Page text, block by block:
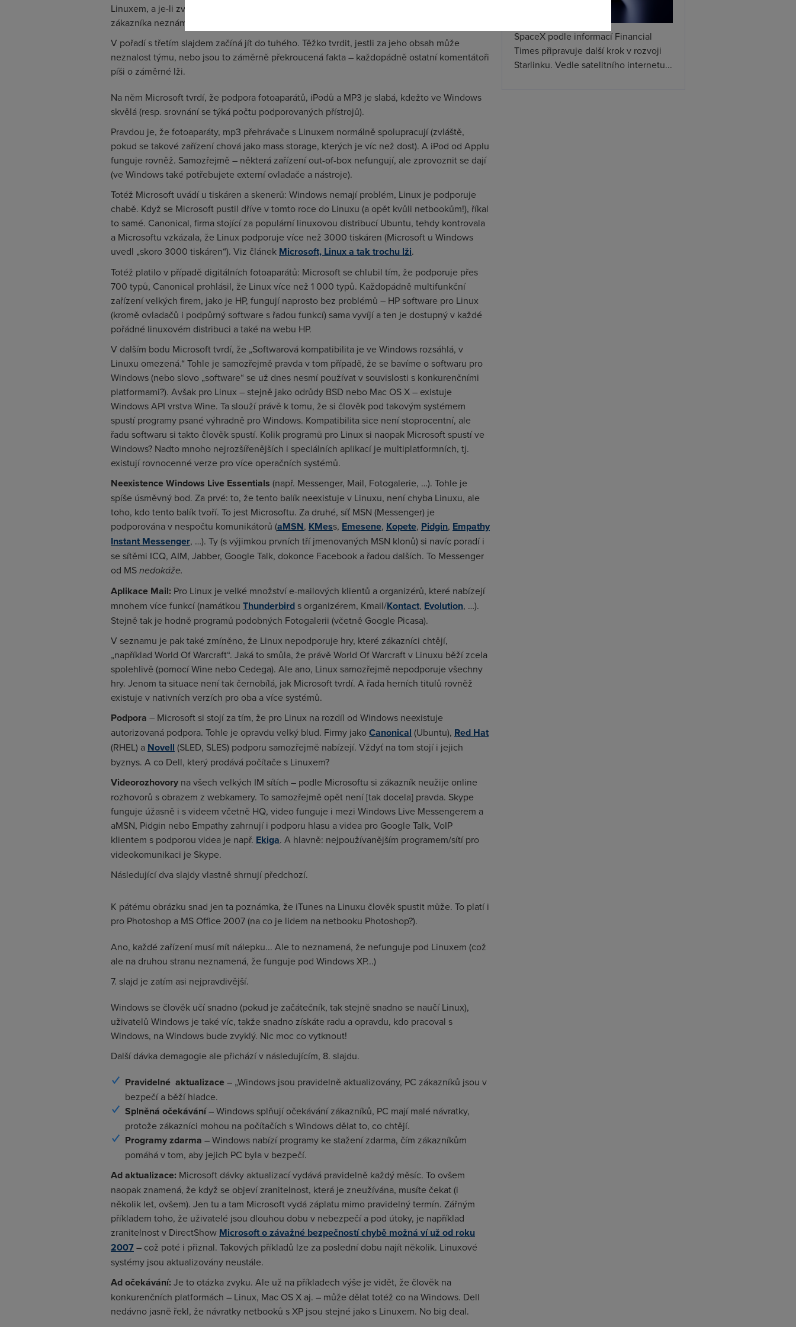
Linuxem, a je-li zvyklý jen na Windows, pak jakákoli Linuxová distribuce bude zpočátku pro
zákazníka neznámá, a proto špatně použitelná.
V pořadí s třetím slajdem začíná jít do tuhého. Těžko tvrdit, jestli za jeho obsah může
neznalost týmu, nebo jsou to záměrně překroucená fakta – každopádně ostatní komentátoři
píši o záměrné lži.
Na něm Microsoft tvrdí, že podpora fotoaparátů, iPodů a MP3 je slabá, kdežto ve Windows
skvělá (resp. srovnání se týká počtu podporovaných přístrojů).
Pravdou je, že fotoaparáty, mp3 přehrávače s Linuxem normálně spolupracují (zvláště,
pokud se takové zařízení chová jako mass storage, kterých je víc než dost). A iPod od Applu
funguje rovněž. Samozřejmě – některá zařízení out-of-box nefungují, ale zprovoznit se dají
(ve Windows také potřebujete externí ovladače a nástroje).
Totéž Microsoft uvádí u tiskáren a skenerů: Windows nemají problém, Linux je podporuje
chabě. Když se Microsoft pustil dříve v tomto roce do Linuxu (a opět kvůli netbookům!), říkal
to samé. Canonical, firma stojící za populární linuxovou distribucí Ubuntu, tehdy kontrovala
a Microsoftu vzkázala, že Linux podporuje více než 3000 tiskáren (Microsoft u Windows
uvedl „skoro 3000 tiskáren“). Viz článek Microsoft, Linux a tak trochu lži.
Totéž platilo v případě digitálních fotoaparátů: Microsoft se chlubil tím, že podporuje přes
700 typů, Canonical prohlásil, že Linux více než 1 000 typů. Každopádně multifunkční
zařízení velkých firem, jako je HP, fungují naprosto bez problémů – HP software pro Linux
(kromě ovladačů i podpůrný software s řadou funkcí) sama vyvíjí a ten je dostupný v každé
pořádné linuxovém distribuci a také na webu HP.
V dalším bodu Microsoft tvrdí, že „Softwarová kompatibilita je ve Windows rozsáhlá, v
Linuxu omezená.“ Tohle je samozřejmě pravda v tom případě, že se bavíme o softwaru pro
Windows (nebo slovo „software“ se už dnes nesmí používat v souvislosti s konkurenčními
platformami?). Avšak pro Linux – stejně jako odrůdy BSD nebo Mac OS X – existuje
Windows API vrstva Wine. Ta slouží právě k tomu, že si člověk pod takovým systémem
spustí programy psané výhradně pro Windows. Kompatibilita sice není stoprocentní, ale
řadu softwaru si takto člověk spustí. Kolik programů pro Linux si naopak Microsoft spustí ve
Windows? Nadto mnoho nejrozšířenějších i speciálních aplikací je multiplatformních, tj.
existují rovnocenné verze pro více operačních systémů.
Neexistence Windows Live Essentials (např. Messenger, Mail, Fotogalerie, …). Tohle je
spíše úsměvný bod. Za prvé: to, že tento balík neexistuje v Linuxu, není chyba Linuxu, ale
toho, kdo tento balík tvoří. To jest Microsoftu. Za druhé, síť MSN (Messenger) je
podporována v nespočtu komunikátorů (aMSN, KMess, Emesene, Kopete, Pidgin, Empathy
Instant Messenger, …). Ty (s výjimkou prvních tří jmenovaných MSN klonů) si navíc poradí i
se sítěmi ICQ, AIM, Jabber, Google Talk, dokonce Facebook a řadou dalších. To Messenger
od MSnedokáže.
Aplikace Mail: Pro Linux je velké množství e-mailových klientů a organizérů, které nabízejí
mnohem více funkcí (namátkou Thunderbird s organizérem, Kmail/Kontact, Evolution, …).
Stejně tak je hodně programů podobných Fotogalerii (včetně Google Picasa).
V seznamu je pak také zmíněno, že Linux nepodporuje hry, které zákazníci chtějí,
„například World Of Warcraft“. Jaká to smůla, že právě World Of Warcraft v Linuxu běží zcela
spolehlivě (pomocí Wine nebo Cedega). Ale ano, Linux samozřejmě nepodporuje všechny
hry. Jenom ta situace není tak černobílá, jak Microsoft tvrdí. A řada herních titulů rovněž
existuje v nativních verzích pro oba a více systémů.
Podpora – Microsoft si stojí za tím, že pro Linux na rozdíl od Windows neexistuje
autorizovaná podpora. Tohle je opravdu velký blud. Firmy jakoCanonical (Ubuntu), Red Hat
(RHEL) a Novell (SLED, SLES) podporu samozřejmě nabízejí. Vždyť na tom stojí i jejich
byznys. A co Dell, který prodává počítače s Linuxem?
Videorozhovory na všech velkých IM sítích – podle Microsoftu si zákazník neužije online
rozhovorů s obrazem z webkamery. To samozřejmě opět není [tak docela] pravda. Skype
funguje úžasně i s videem včetně HQ, video funguje i mezi Windows Live Messengerem a
aMSN, Pidgin nebo Empathy zahrnují i podporu hlasu a videa pro Google Talk, VoIP
klientem s podporou videa je např. Ekiga. A hlavně: nejpoužívanějším programem/sítí pro
videokomunikaci je Skype.
Následující dva slajdy vlastně shrnují předchozí.
K pátému obrázku snad jen ta poznámka, že iTunes na Linuxu člověk spustit může. To platí i
pro Photoshop a MS Office 2007 (na co je lidem na netbooku Photoshop?).
Ano, každé zařízení musí mít nálepku... Ale to neznamená, že nefunguje pod Linuxem (což
ale na druhou stranu neznamená, že funguje pod Windows XP...)
7. slajd je zatím asi nejpravdivější.
Windows se člověk učí snadno (pokud je začátečník, tak stejně snadno se naučí Linux),
uživatelů Windows je také víc, takže snadno získáte radu a opravdu, kdo pracoval s
Windows, na Windows bude zvyklý. Nic moc co vytknout!
Další dávka demagogie ale přichází v následujícím, 8. slajdu.
Pravidelné aktualizace– „Windows jsou pravidelně aktualizovány, PC zákazníků jsou v
bezpečí a běží hladce.
Splněná očekávání– Windows splňují očekávání zákazníků, PC mají malé návratky,
protože zákazníci mohou na počítačích s Windows dělat to, co chtějí.
Programy zdarma – Windows nabízí programy ke stažení zdarma, čím zákazníkům
pomáhá v tom, aby jejich PC byla v bezpečí.
Ad aktualizace: Microsoft dávky aktualizací vydává pravidelně každý měsíc. To ovšem
naopak znamená, že když se objeví zranitelnost, která je zneužívána, musíte čekat (i
několik let, ovšem). Jen tu a tam Microsoft vydá záplatu mimo pravidelný termín. Zářným
příkladem toho, že uživatelé jsou dlouhou dobu v nebezpečí a pod útoky, je například
zranitelnost v DirectShow Microsoft o závažné bezpečností chybě možná ví už od roku
2007– což poté i přiznal. Takových příkladů lze za poslední dobu najít několik. Linuxové
systémy jsou aktualizovány neustále.
Ad očekávání: Je to otázka zvyku. Ale už na příkladech výše je vidět, že člověk na
konkurenčních platformách – Linux, Mac OS X aj. – může dělat totéž co na Windows. Dell
nedávno jasně řekl, že návratky netbooků s XP jsou stejné jako s Linuxem. No big deal.
SpaceX podle informací Financial
Times připravuje další krok v rozvoji
Starlinku. Vedle satelitního internetu...